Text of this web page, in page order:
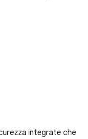
integrate che